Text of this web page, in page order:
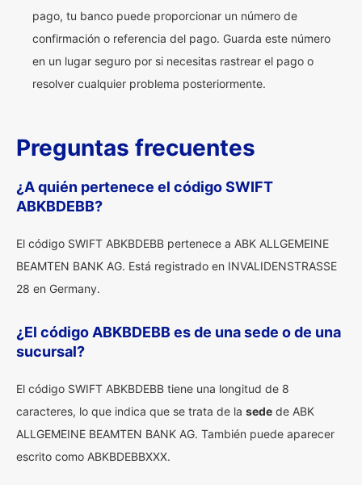
pago, tu banco puede proporcionar un número de
confirmación o referencia del pago. Guarda este número
en un lugar seguro por si necesitas rastrear el pago o
resolver cualquier problema posteriormente.
Preguntas frecuentes
¿A quién pertenece el código SWIFT
ABKBDEBB?
El código SWIFT ABKBDEBB pertenece a ABK ALLGEMEINE
BEAMTEN BANK AG. Está registrado en INVALIDENSTRASSE
28 en Germany.
¿El código ABKBDEBB es de una sede o de una
sucursal?
El código SWIFT ABKBDEBB tiene una longitud de 8
caracteres, lo que indica que se trata de la sede de ABK
ALLGEMEINE BEAMTEN BANK AG. También puede aparecer
escrito como ABKBDEBBXXX.